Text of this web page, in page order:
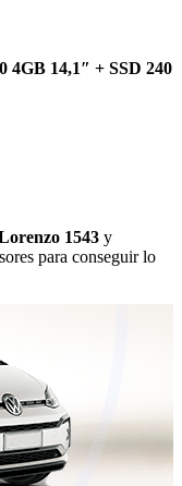
4GB 14,1″ + SSD 240
1543 y
para conseguir lo